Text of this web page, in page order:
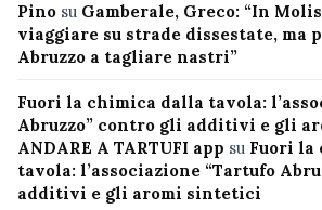
Pino su Gamberale, Greco: “In
viaggiare su strade dissestate, ma
Abruzzo a tagliare nastri”
Fuori la chimica dalla tavola:
Abruzzo” contro gli additivi e gli
ANDARE A TARTUFI app su Fuori la
tavola: l’associazione “Tartufo
additivi e gli aromi sintetici